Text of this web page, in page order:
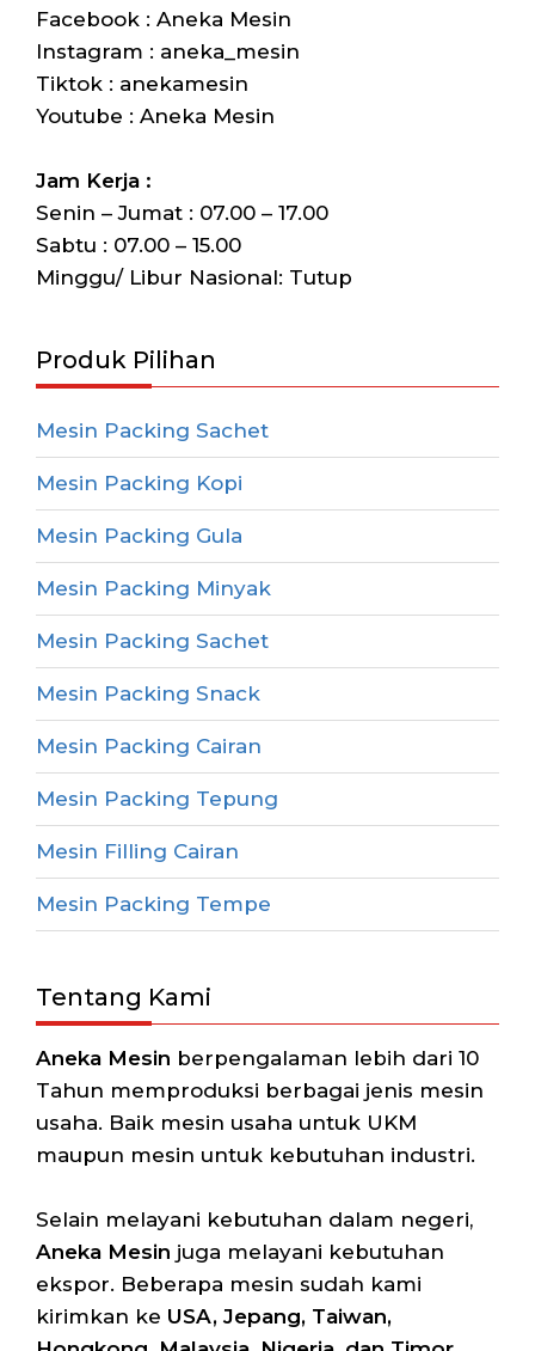
Facebook : Aneka Mesin
Instagram : aneka_mesin
Tiktok : anekamesin
Youtube : Aneka Mesin
Jam Kerja :
Senin – Jumat : 07.00 – 17.00
Sabtu : 07.00 – 15.00
Minggu/ Libur Nasional: Tutup
Produk Pilihan
Mesin Packing Sachet
Mesin Packing Kopi
Mesin Packing Gula
Mesin Packing Minyak
Mesin Packing Sachet
Mesin Packing Snack
Mesin Packing Cairan
Mesin Packing Tepung
Mesin Filling Cairan
Mesin Packing Tempe
Tentang Kami
Aneka Mesin berpengalaman lebih dari 10
Tahun memproduksi berbagai jenis mesin
usaha. Baik mesin usaha untuk UKM
maupun mesin untuk kebutuhan industri.
Selain melayani kebutuhan dalam negeri,
Aneka Mesin juga melayani kebutuhan
ekspor. Beberapa mesin sudah kami
kirimkan ke USA, Jepang, Taiwan,